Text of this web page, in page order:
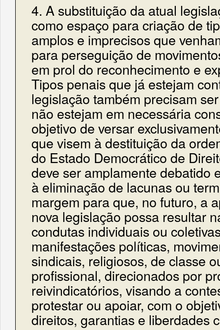
4. A substituição da atual
como espaço para criação de
amplos e imprecisos que
para perseguição de
em prol do reconhecimento e
Tipos penais que já estejam
legislação também precisam
não estejam em necessária
objetivo de versar
que visem à destituição da
do Estado Democrático de
deve ser amplamente debatido
à eliminação de lacunas ou
margem para que, no futuro, a
nova legislação possa resultar
condutas individuais ou
manifestações políticas,
sindicais, religiosos, de classe
profissional, direcionados por
reivindicatórios, visando a
protestar ou apoiar, com o
direitos, garantias e liberdades